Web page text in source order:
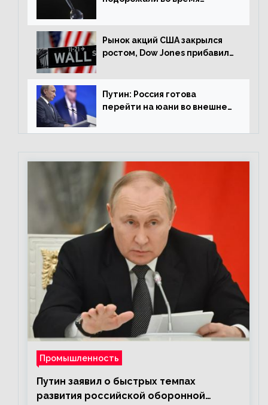
Рынок акций США закрылся
ростом, Dow Jones прибавил
Путин: Россия готова
перейти на юани во внешней
Промышленность
Путин заявил о быстрых темпах
развития российской оборонной